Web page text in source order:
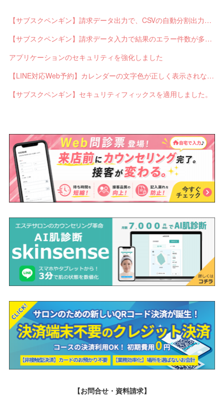
【サブスクペンギン】請求データ出力で、CSVの自動分割出力と出力ステータスの確認ができるようになりました。
【サブスクペンギン】請求データ入力で結果のエラー件数が多い場合に応答不能になるバグを修正しました。
アプリケーションのセキュリティを強化しました
【LINE対応Web予約】カレンダーの文字色が正しく表示されないバグを修正しました。
【サブスクペンギン】セキュリティフィックスを適用しました。
【お問合せ・資料請求】